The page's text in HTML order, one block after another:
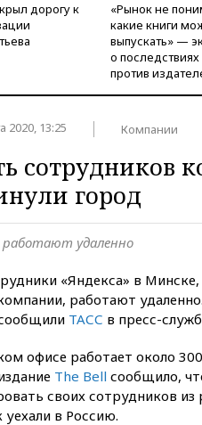
дорогу к
«Рынок не
какие книги
выпускать» —
о
против
2020, 13:25 Компании
сотрудников
город
удаленно
«Яндекса» в
работают
ТАСС в пресс-
офисе работает около
The Bell сообщило,
своих сотрудников из
уехали в Россию.